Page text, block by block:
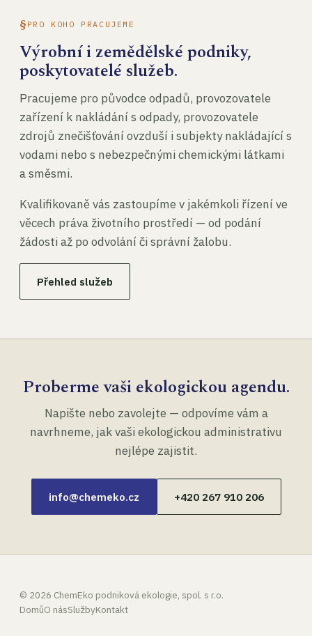
PRO KOHO PRACUJEME
Výrobní i zemědělské podniky,
poskytovatelé služeb.
Pracujeme pro původce odpadů, provozovatele
zařízení k nakládání s odpady, provozovatele
zdrojů znečišťování ovzduší i subjekty nakládající s
vodami nebo s nebezpečnými chemickými látkami
a směsmi.
Kvalifikovaně vás zastoupíme v jakémkoli řízení ve
věcech práva životního prostředí — od podání
žádosti až po odvolání či správní žalobu.
Přehled služeb
Proberme vaši ekologickou agendu.
Napište nebo zavolejte — odpovíme vám a
navrhneme, jak vaši ekologickou administrativu
nejlépe zajistit.
info@chemeko.cz +420 267 910 206
© 2026 ChemEko podniková ekologie, spol. s r.o.
DomůO násSlužbyKontakt